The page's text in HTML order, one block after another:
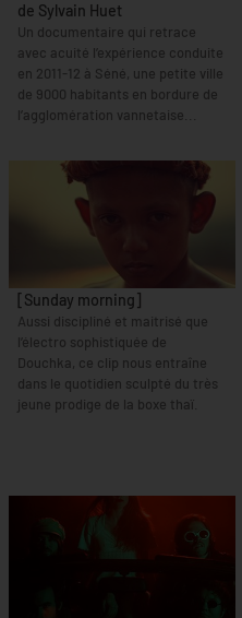
de Sylvain Huet
Un documentaire qui retrace
avec acuité l’expérience conduite
en 2011-12 à Séné, une petite ville
de 9000 habitants en bordure de
l’agglomération vannetaise...
[Sunday morning]
Aussi discipliné et maitrisé que
l’électro sophistiquée de
Douchka, ce clip nous entraîne
dans le quotidien sculpté du très
jeune prodige de la boxe thaï.